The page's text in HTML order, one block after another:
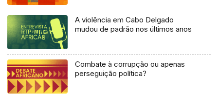
A violência em Cabo Delgado
mudou de padrão nos últimos anos
Combate à corrupção ou apenas
perseguição política?